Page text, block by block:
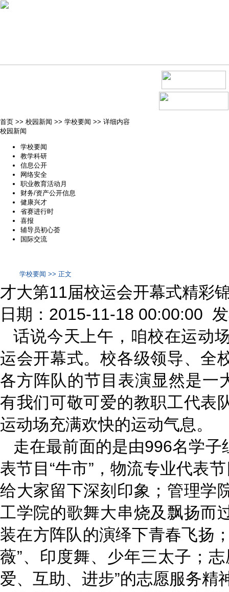
首页 >> 校园新闻 >> 学校要闻 >> 详细内容
校园新闻
学校要闻
教学科研
信息公开
网络安全
职业教育活动月
财务/资产公开信息
健康兴才
省赛进行时
喜报
辅导员初心荟
国际交流
学校要闻 >> 正文
才大第11届校运会开幕式精彩
日期：2015-11-18 00:00:00
话说今天上午，咱校在运动
运会开幕式。校各级领导、全
各方阵队的节目表演显然是一
有我们可敬可爱的教职工代表
运动场充满欢快的运动气息。
走在最前面的是由996名学
表节目“牛市”，物流专业代表
给大家留下深刻印象；管理学
工学院的歌舞大串烧及飘扬而
装在方阵队的演绎下青春飞扬
薇”、印度舞、少年三太子；
爱、互助、进步”的志愿服务精